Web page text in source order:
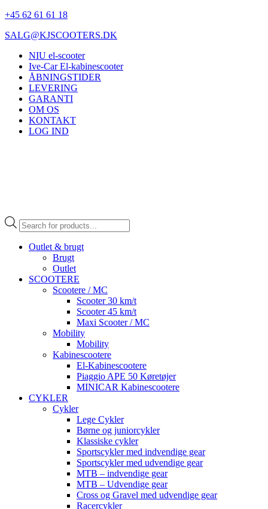
+45 62 61 61 18
SALG@KJSCOOTERS.DK
NIU el-scooter
Ive-Car El-kabinescooter
ÅBNINGSTIDER
LEVERING
GARANTI
OM OS
KONTAKT
LOG IND
Products
search
Outlet & brugt
Brugt
Outlet
SCOOTERE
Scootere / MC
Scooter 30 km/t
Scooter 45 km/t
Maxi Scooter / MC
Mobility
Mobility
Kabinescootere
El-Kabinescootere
Piaggio APE 50 Køretøjer
MINICAR Kabinescootere
CYKLER
Cykler
Lege Cykler
Børne og juniorcykler
Klassiske cykler
Sportscykler med indvendige gear
Sportscykler med udvendige gear
MTB – indvendige gear
MTB – Udvendige gear
Cross og Gravel med udvendige gear
Racercykler